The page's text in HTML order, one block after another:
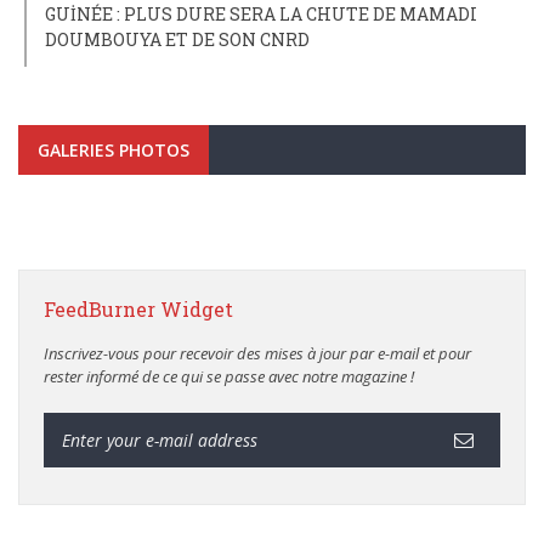
GUİNÉE : PLUS DURE SERA LA CHUTE DE MAMADI
DOUMBOUYA ET DE SON CNRD
GALERIES PHOTOS
FeedBurner Widget
Inscrivez-vous pour recevoir des mises à jour par e-mail et pour
rester informé de ce qui se passe avec notre magazine !